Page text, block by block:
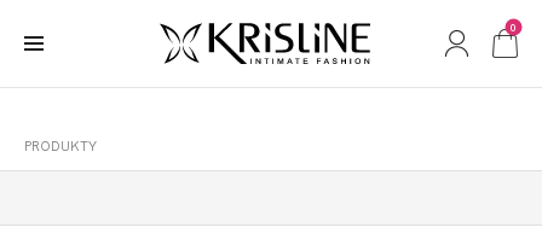
0
PRODUKTY